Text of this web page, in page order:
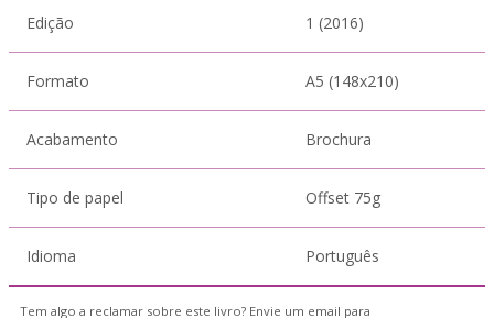
Edição 1 (2016)
Formato A5 (148x210)
Acabamento Brochura
Tipo de papel Offset 75g
Idioma Português
Tem algo a reclamar sobre este livro? Envie um email para